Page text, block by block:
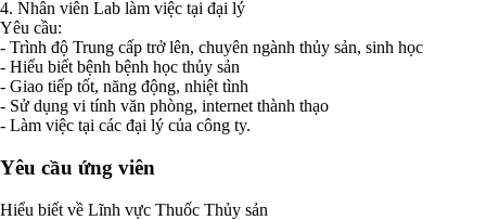
4. Nhân viên Lab làm việc tại đại lý
Yêu cầu:
- Trình độ Trung cấp trở lên, chuyên ngành thủy sản, sinh học
- Hiểu biết bệnh bệnh học thủy sản
- Giao tiếp tốt, năng động, nhiệt tình
- Sử dụng vi tính văn phòng, internet thành thạo
- Làm việc tại các đại lý của công ty.
Yêu cầu ứng viên
Hiểu biết về Lĩnh vực Thuốc Thủy sản